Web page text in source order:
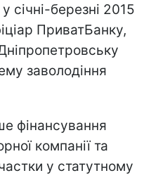
січні-березні 2015
ПриватБанку,
заволодіння
фінансування
компанії та
у статутному